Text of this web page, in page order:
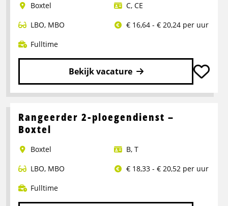
CE Boxtel C, CE
LBO, MBO
€ 16,64 - € 20,24 per uur
Fulltime
Bekijk vacature
Lees
over
Portaalwagen
Rangeerder 2-ploegendienst –
Boxtel
Boxtel B, T
LBO, MBO
€ 18,33 - € 20,52 per uur
Fulltime